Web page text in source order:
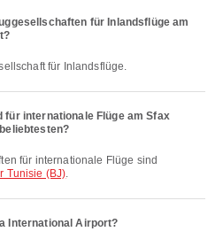
für Inlandsflüge am
für Inlandsflüge.
für internationale Flüge am Sfax
für internationale Flüge sind
Tunisie (BJ).
International Airport?